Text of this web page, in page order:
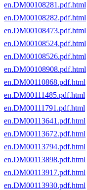
en.DM00108281.pdf.html
en.DM00108282.pdf.html
en.DM00108473.pdf.html
en.DM00108524.pdf.html
en.DM00108526.pdf.html
en.DM00108908.pdf.html
en.DM00110868.pdf.html
en.DM00111485.pdf.html
en.DM00111791.pdf.html
en.DM00113641.pdf.html
en.DM00113672.pdf.html
en.DM00113794.pdf.html
en.DM00113898.pdf.html
en.DM00113917.pdf.html
en.DM00113930.pdf.html